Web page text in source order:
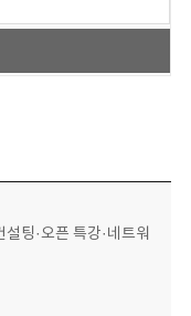
팅·오픈 특강·네트워